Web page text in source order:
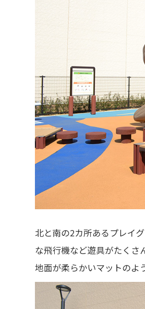
北と南の2カ所あるプレイ
な飛行機など遊具がたくさ
地面が柔らかいマットのよ